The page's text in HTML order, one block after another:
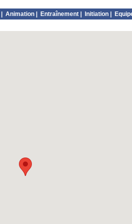
Animation Entraînement Initiation